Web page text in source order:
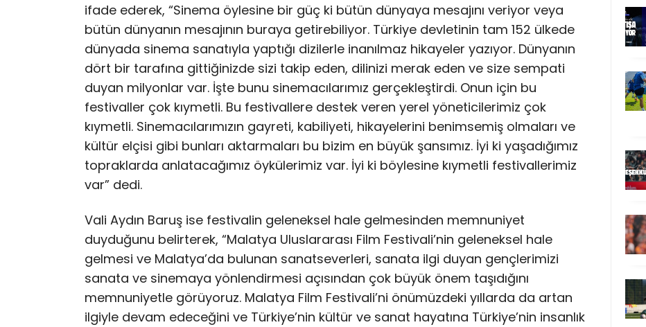
ifade ederek, “Sinema öylesine bir güç ki bütün dünyaya mesajını veriyor veya
bütün dünyanın mesajının buraya getirebiliyor. Türkiye devletinin tam 152 ülkede
dünyada sinema sanatıyla yaptığı dizilerle inanılmaz hikayeler yazıyor. Dünyanın
dört bir tarafına gittiğinizde sizi takip eden, dilinizi merak eden ve size sempati
duyan milyonlar var. İşte bunu sinemacılarımız gerçekleştirdi. Onun için bu
festivaller çok kıymetli. Bu festivallere destek veren yerel yöneticilerimiz çok
kıymetli. Sinemacılarımızın gayreti, kabiliyeti, hikayelerini benimsemiş olmaları ve
kültür elçisi gibi bunları aktarmaları bu bizim en büyük şansımız. İyi ki yaşadığımız
topraklarda anlatacağımız öykülerimiz var. İyi ki böylesine kıymetli festivallerimiz
var” dedi.
Vali Aydın Baruş ise festivalin geleneksel hale gelmesinden memnuniyet
duyduğunu belirterek, “Malatya Uluslararası Film Festivali’nin geleneksel hale
gelmesi ve Malatya’da bulunan sanatseverleri, sanata ilgi duyan gençlerimizi
sanata ve sinemaya yönlendirmesi açısından çok büyük önem taşıdığını
memnuniyetle görüyoruz. Malatya Film Festivali’ni önümüzdeki yıllarda da artan
ilgiyle devam edeceğini ve Türkiye’nin kültür ve sanat hayatına Türkiye’nin insanlık